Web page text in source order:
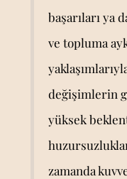
başarıları ya
ve topluma
değişimlerin
yüksek
zamanda